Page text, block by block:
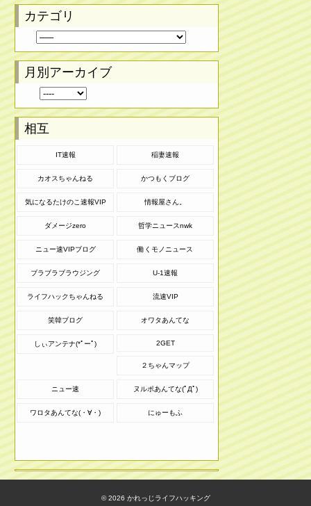
カテゴリ
月別アーカイブ
相互
IT速報 稲妻速報
カオスちゃんねる かつもくブログ
気になるたけのこ速報VIP 情報屋さん。
ダメージzero 哲学ニュースnwk
ニュー速VIPブログ 働くモノニュース
ブラブラブラウジング U-1速報
ライフハックちゃんねる 流速VIP
笑韓ブログ オワタあんてな
しぃアンテナ(*ﾟーﾟ) 2GET
２ちゃんマップ
ニュー速 ヌルポあんてな(ﾟДﾟ)
ワロタあんてな(・∀・) にゅーもふ
© 2026 かれっじライフハッキング